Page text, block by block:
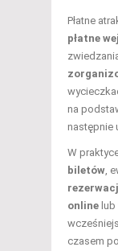
Płatne
płatne
na
następnie
W
biletów ,
online lub
czasem